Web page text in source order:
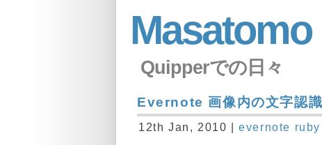
Quipperでの日々
Evernote 画像内の文字認
12th Jan, 2010 |evernote ruby